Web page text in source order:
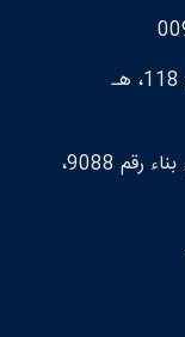
باكو، شارع كاظم كاظمزاده، رقم 118، هـ
أونتاريو، ريتشموند هيل، شارع يونغ، بناء رقم 9088،